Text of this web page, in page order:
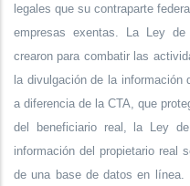
legales que su contraparte
empresas exentas. La Ley
crearon para combatir las
la divulgación de la información
a diferencia de la CTA, que
del beneficiario real, la Ley
información del propietario real
de una base de datos en línea.